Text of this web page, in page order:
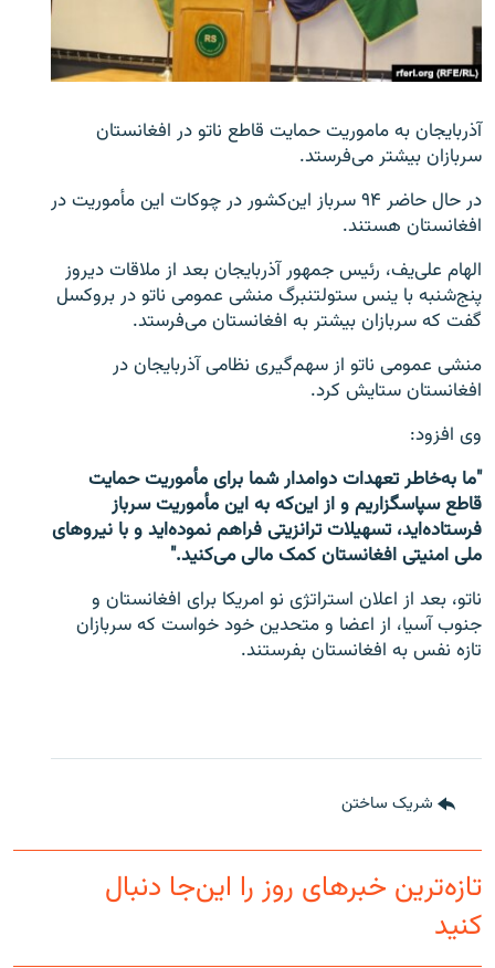
تماس
صفحه پشتو
Azadi English
همۀ سایت‌های رادیو آزادی/ رادیو اروپای آزاد
آذربایجان به ماموریت حمایت قاطع ناتو در افغانستان
سربازان بیشتر می‌فرستد.
در حال حاضر ۹۴ سرباز این‌کشور در چوکات این مأموریت در
افغانستان هستند.
الهام علی‌یف، رئیس جمهور آذربایجان بعد از ملاقات دیروز
پنج‌شنبه با ینس ستولتنبرگ منشی عمومی ناتو در بروکسل
گفت که سربازان بیشتر به افغانستان می‌فرستد.
منشی عمومی ناتو از سهم‌گیری نظامی آذربایجان در
افغانستان ستایش کرد.
وی افزود:
"ما به‌خاطر تعهدات دوامدار شما برای مأموریت حمایت
قاطع سپاسگزاریم و از این‌که به این مأموریت سرباز
فرستاده‌اید، تسهیلات ترانزیتی فراهم نموده‌اید و با نیروهای
ملی امنیتی افغانستان کمک مالی می‌کنید."
ناتو، بعد از اعلان استراتژی نو امریکا برای افغانستان و
جنوب آسیا، از اعضا و متحدین خود خواست که سربازان
تازه نفس به افغانستان بفرستند.
شریک ساختن
تازه‌ترین خبرهای روز را این‌جا دنبال
کنید